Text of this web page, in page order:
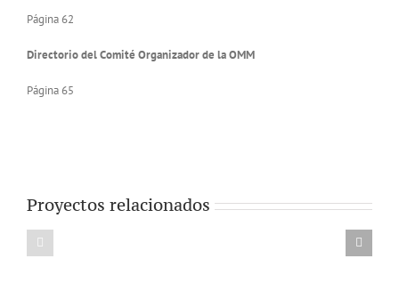
Página 62
Directorio del Comité Organizador de la OMM
Página 65
Proyectos relacionados